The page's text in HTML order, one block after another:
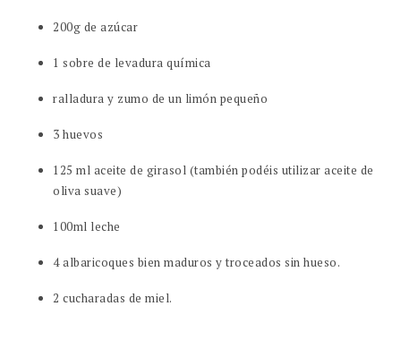
200g de azúcar
1 sobre de levadura química
ralladura y zumo de un limón pequeño
3 huevos
125 ml aceite de girasol (también podéis utilizar aceite de
oliva suave)
100ml leche
4 albaricoques bien maduros y troceados sin hueso.
2 cucharadas de miel.